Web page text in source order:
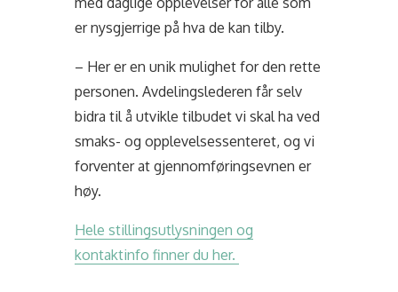
er nysgjerrige på hva de kan tilby.
– Her er en unik mulighet for den rette
personen. Avdelingslederen får selv
bidra til å utvikle tilbudet vi skal ha ved
smaks- og opplevelsessenteret, og vi
forventer at gjennomføringsevnen er
høy.
Hele stillingsutlysningen og
kontaktinfo finner du her.